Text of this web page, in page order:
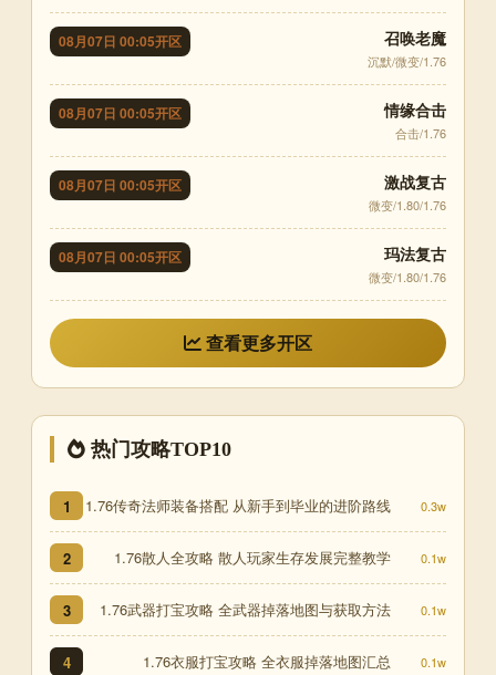
08月07日 00:05开区 召唤老魔
沉默/微变/1.76
08月07日 00:05开区 情缘合击
合击/1.76
08月07日 00:05开区 激战复古
微变/1.80/1.76
08月07日 00:05开区 玛法复古
微变/1.80/1.76
查看更多开区
热门攻略TOP10
1 1.76传奇法师装备搭配 从新手到毕业的进阶路线 0.3w
2 1.76散人全攻略 散人玩家生存发展完整教学 0.1w
3 1.76武器打宝攻略 全武器掉落地图与获取方法 0.1w
4 1.76衣服打宝攻略 全衣服掉落地图汇总 0.1w